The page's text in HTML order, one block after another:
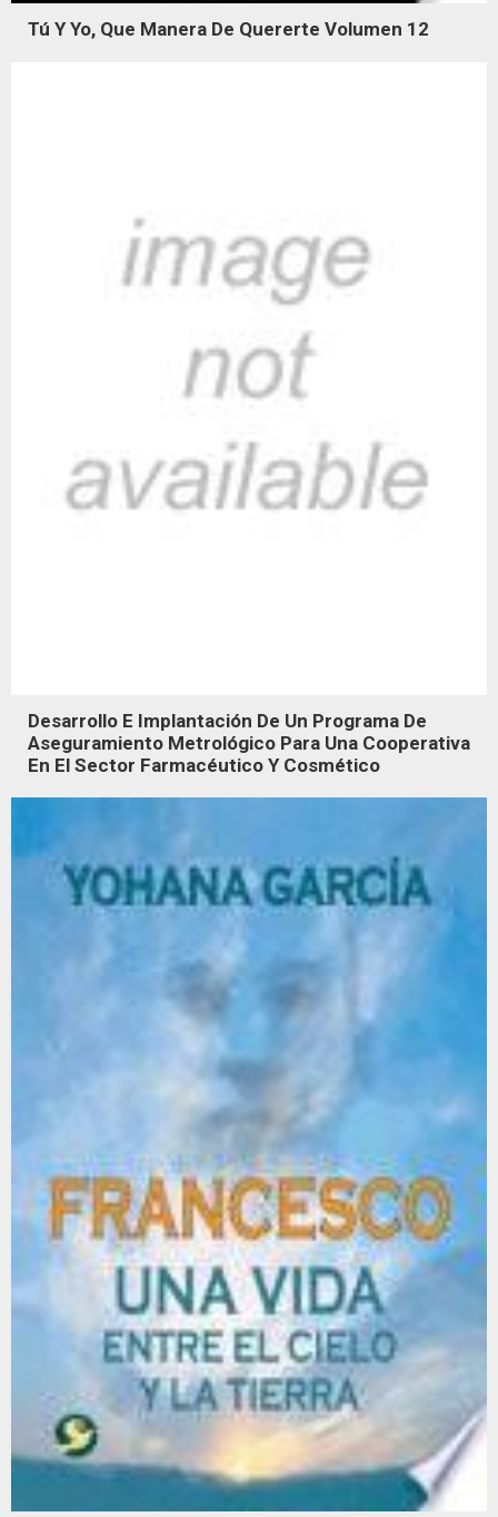
Tú Y Yo, Que Manera De Quererte Volumen 12
Desarrollo E Implantación De Un Programa De
Aseguramiento Metrológico Para Una Cooperativa
En El Sector Farmacéutico Y Cosmético